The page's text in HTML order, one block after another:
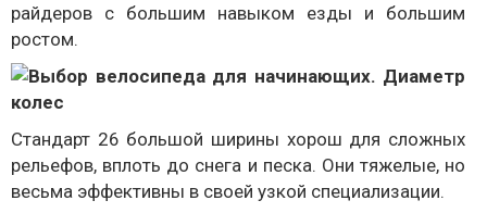
райдеров с большим навыком езды и большим
ростом.
Стандарт 26 большой ширины хорош для сложных
рельефов, вплоть до снега и песка. Они тяжелые, но
весьма эффективны в своей узкой специализации.